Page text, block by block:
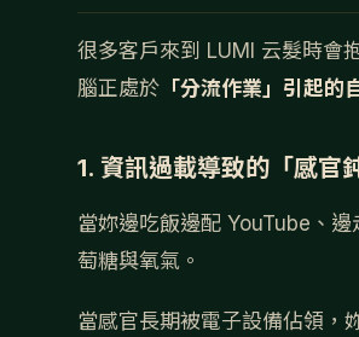
很多客戶來到 LUMI 云髮時會
腦正處於 「分流作業」引起的
1. 資訊過載導致的「感官
當妳邊吃飯邊配 YouTube、
萄糖與氧氣。
當感官長期被電子設備佔領，